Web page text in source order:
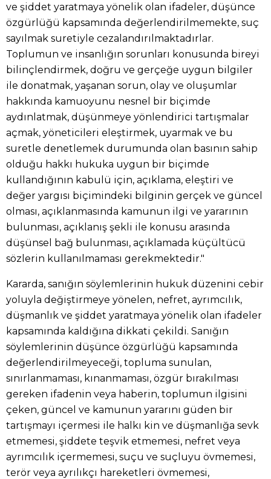
ve şiddet yaratmaya yönelik olan ifadeler, düşünce
özgürlüğü kapsamında değerlendirilmemekte, suç
sayılmak suretiyle cezalandırılmaktadırlar.
Toplumun ve insanlığın sorunları konusunda bireyi
bilinçlendirmek, doğru ve gerçeğe uygun bilgiler
ile donatmak, yaşanan sorun, olay ve oluşumlar
hakkında kamuoyunu nesnel bir biçimde
aydınlatmak, düşünmeye yönlendirici tartışmalar
açmak, yöneticileri eleştirmek, uyarmak ve bu
suretle denetlemek durumunda olan basının sahip
olduğu hakkı hukuka uygun bir biçimde
kullandığının kabulü için, açıklama, eleştiri ve
değer yargısı biçimindeki bilginin gerçek ve güncel
olması, açıklanmasında kamunun ilgi ve yararının
bulunması, açıklanış şekli ile konusu arasında
düşünsel bağ bulunması, açıklamada küçültücü
sözlerin kullanılmaması gerekmektedir."
Kararda, sanığın söylemlerinin hukuk düzenini cebir
yoluyla değiştirmeye yönelen, nefret, ayrımcılık,
düşmanlık ve şiddet yaratmaya yönelik olan ifadeler
kapsamında kaldığına dikkati çekildi. Sanığın
söylemlerinin düşünce özgürlüğü kapsamında
değerlendirilmeyeceği, topluma sunulan,
sınırlanmaması, kınanmaması, özgür bırakılması
gereken ifadenin veya haberin, toplumun ilgisini
çeken, güncel ve kamunun yararını güden bir
tartışmayı içermesi ile halkı kin ve düşmanlığa sevk
etmemesi, şiddete teşvik etmemesi, nefret veya
ayrımcılık içermemesi, suçu ve suçluyu övmemesi,
terör veya ayrılıkçı hareketleri övmemesi,